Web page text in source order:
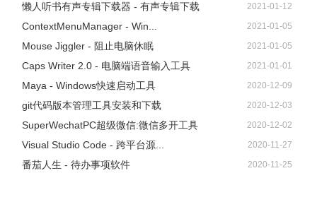
看下效果吧：
懒人听书有声专辑下载器 - 有声专辑下载 2021-01-12
ContextMenuManager - Win... 2021-01-05
Mouse Jiggler - 阻止电脑休眠 2021-01-05
Caps Writer 2.0 - 电脑端语音输入工具 2021-01-01
Maya - Windows快速启动工具 2020-12-09
git代码版本管理工具安装和下载 2020-12-03
SuperWechatPC超级微信:微信多开工具 2020-12-02
Visual Studio Code - 跨平台源... 2020-11-27
番茄人生 - 待办事项软件 2020-11-25